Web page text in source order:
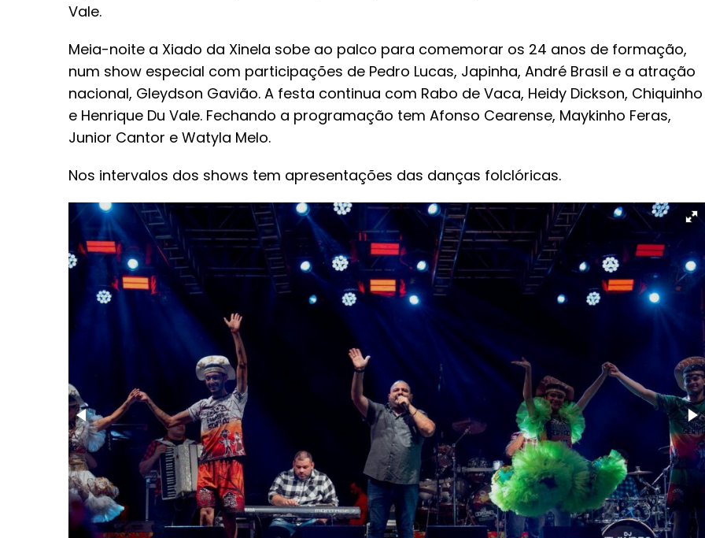
Vale.
Meia-noite a Xiado da Xinela sobe ao palco para comemorar os 24 anos de formação,
num show especial com participações de Pedro Lucas, Japinha, André Brasil e a atração
nacional, Gleydson Gavião. A festa continua com Rabo de Vaca, Heidy Dickson, Chiquinho
e Henrique Du Vale. Fechando a programação tem Afonso Cearense, Maykinho Feras,
Junior Cantor e Watyla Melo.
Nos intervalos dos shows tem apresentações das danças folclóricas.